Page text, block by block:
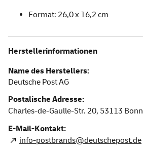
Format: 26,0 x 16,2 cm
Herstellerinformationen
Name des Herstellers:
Deutsche Post AG
Postalische Adresse:
Charles-de-Gaulle-Str. 20, 53113 Bonn
E-Mail-Kontakt:
info-postbrands@deutschepost.de